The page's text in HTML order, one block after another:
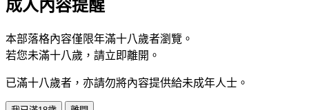
成人內容提醒
本部落格內容僅限年滿十八歲者瀏覽。
若您未滿十八歲，請立即離開。
已滿十八歲者，亦請勿將內容提供給未成年人士。